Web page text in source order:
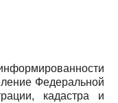
Федеральной
кадастра и